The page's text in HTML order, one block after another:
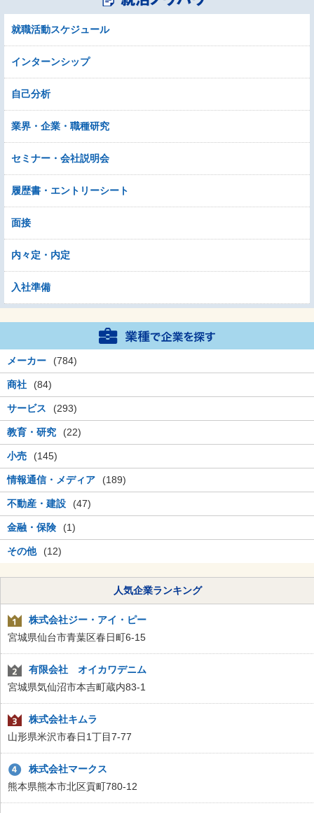
就職活動スケジュール
インターンシップ
自己分析
業界・企業・職種研究
セミナー・会社説明会
履歴書・エントリーシート
面接
内々定・内定
入社準備
メーカー (784)
商社 (84)
サービス (293)
教育・研究 (22)
小売 (145)
情報通信・メディア (189)
不動産・建設 (47)
金融・保険 (1)
その他 (12)
人気企業ランキング
株式会社ジー・アイ・ピー
宮城県仙台市青葉区春日町6-15
有限会社 オイカワデニム
宮城県気仙沼市本吉町蔵内83-1
株式会社キムラ
山形県米沢市春日1丁目7-77
株式会社マークス
熊本県熊本市北区貢町780-12